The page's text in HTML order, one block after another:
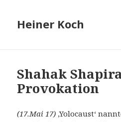
Heiner Koch
Shahak
Provokation
(17.Mai 17) ‚Yolocaust‘